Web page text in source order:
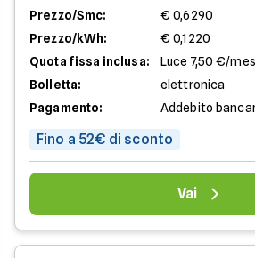
Prezzo/Smc:
€ 0,6290
Prezzo/kWh:
€ 0,1220
Quota fissa inclusa:
Luce 7,50 €/
Bolletta:
elettronica
Pagamento:
Addebito
Fino a 52€ di sconto
Vai